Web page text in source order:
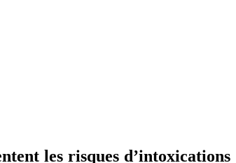
les risques d’intoxications